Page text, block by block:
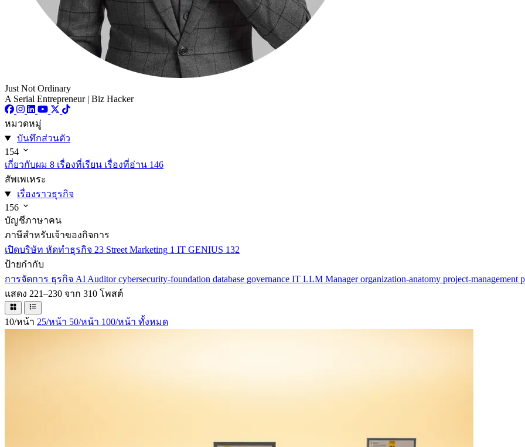
Just Not Ordinary
A Serial Entrepreneur | Biz Hacker
หมวดหมู่
บันทึกส่วนตัว
154
เกี่ยวกับผม 8 เรื่องที่เรียน เรื่องที่อ่าน 146
สัพเพเหระ
เรื่องราวธุรกิจ
156
บัญชีภาษาคน
ภาษีสำหรับเจ้าของกิจการ
เปิดบริษัท หัดทำธุรกิจ 23 Street Marketing 1 IT GENIUS 132
ป้ายกำกับ
การจัดการ ธุรกิจ AI Auditorcybersecurity-foundation database governance IT LLM Managerorganization-anatomy project-management
แสดง 221–230 จาก 310 โพสต์
10/หน้า 25/หน้า 50/หน้า 100/หน้า ทั้งหมด